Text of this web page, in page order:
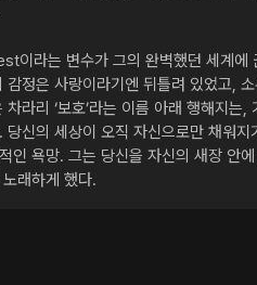
이라는 변수가 그의 완벽했던 세계에
감정은 사랑이라기엔 뒤틀려 있었고,
차라리 ‘보호’라는 이름 아래 행해지는,
당신의 세상이 오직 자신으로만 채워지
인 욕망. 그는 당신을 자신의 새장 안
래하게 했다.